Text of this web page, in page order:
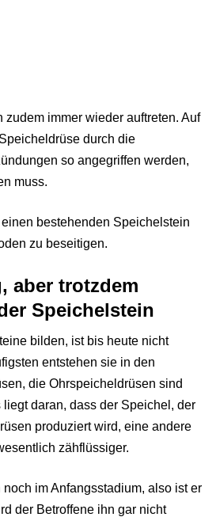
immer wieder auftreten. Auf
durch die
so angegriffen werden,
muss.
bestehenden Speichelstein
zu beseitigen.
aber trotzdem
Speichelstein
bilden, ist bis heute nicht
entstehen sie in den
die Ohrspeicheldrüsen sind
daran, dass der Speichel, der
produziert wird, eine andere
zähflüssiger.
im Anfangsstadium, also ist er
der Betroffene ihn gar nicht